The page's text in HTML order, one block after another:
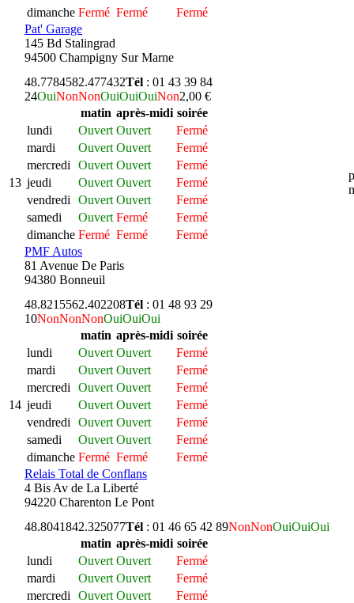
dimanche Fermé Fermé
Fermé
Pat' Garage
145 Bd Stalingrad
94500 Champigny Sur Marne
13
48.7784582.477432Tél : 01 43 39 84
24OuiNonNonOuiOuiOuiNon2,00 €
matin après-midi soirée
lundi
Ouvert Ouvert
Fermé
mardi
Ouvert Ouvert
Fermé
mercredi
Ouvert Ouvert
Fermé
jeudi
Ouvert Ouvert
Fermé
vendredi
Ouvert Ouvert
Fermé
samedi
Ouvert Fermé
Fermé
dimanche Fermé Fermé
Fermé
PMF Autos
81 Avenue De Paris
94380 Bonneuil
14
48.8215562.402208Tél : 01 48 93 29
10NonNonNonOuiOuiOui
matin après-midi soirée
lundi
Ouvert Ouvert
Fermé
mardi
Ouvert Ouvert
Fermé
mercredi
Ouvert Ouvert
Fermé
jeudi
Ouvert Ouvert
Fermé
vendredi
Ouvert Ouvert
Fermé
samedi
Ouvert Ouvert
Fermé
dimanche Fermé Fermé
Fermé
Relais Total de Conflans
4 Bis Av de La Liberté
94220 Charenton Le Pont
48.8041842.325077Tél : 01 46 65 42 89NonNonOuiOuiOui
matin après-midi soirée
lundi
Ouvert Ouvert
Fermé
mardi
Ouvert Ouvert
Fermé
mercredi
Ouvert Ouvert
Fermé